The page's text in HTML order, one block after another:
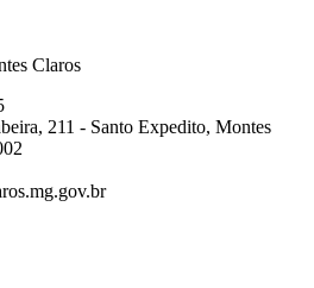
Claros
211 - Santo Expedito, Montes